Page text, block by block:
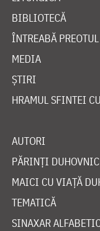
BIBLIOTECĂ
ÎNTREABĂ PREOTUL
MEDIA
ȘTIRI
HRAMUL SFINTEI
AUTORI
PĂRINȚI
MAICI CU VIAȚĂ
TEMATICĂ
SINAXAR